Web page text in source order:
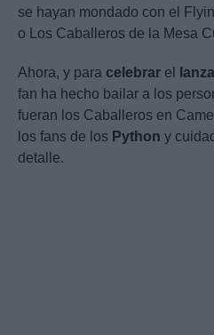
se hayan mondado con el
o Los Caballeros de la Mesa
Ahora, y para celebrar el
fan ha hecho bailar a los
fueran los Caballeros en
los fans de los Python y
detalle.